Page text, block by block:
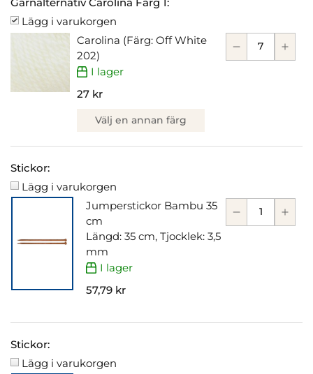
Lägg i varukorgen
Carolina (Färg: Off White
202)
I lager
27 kr
Välj en annan färg
Stickor:
Lägg i varukorgen
Jumperstickor Bambu 35
cm
Längd: 35 cm, Tjocklek: 3,5
mm
I lager
57,79 kr
Stickor:
Lägg i varukorgen